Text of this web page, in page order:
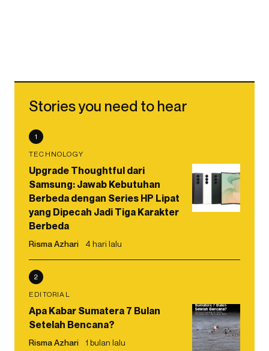
Stories you need to hear
1
TECHNOLOGY
Upgrade Thoughtful dari
Samsung: Jawab Kebutuhan
Berbeda dengan Series HP Lipat
yang Dipecah Jadi Tiga Karakter
Berbeda
Risma Azhari 4 hari lalu
2
EDITORIAL
Apa Kabar Sumatera 7 Bulan
Setelah Bencana?
Risma Azhari 1 bulan lalu